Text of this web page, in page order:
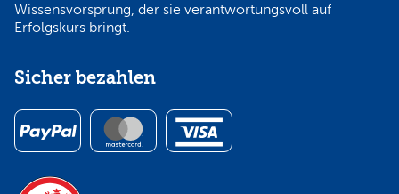
Wissensvorsprung, der sie verantwortungsvoll auf
Erfolgskurs bringt.
Sicher bezahlen